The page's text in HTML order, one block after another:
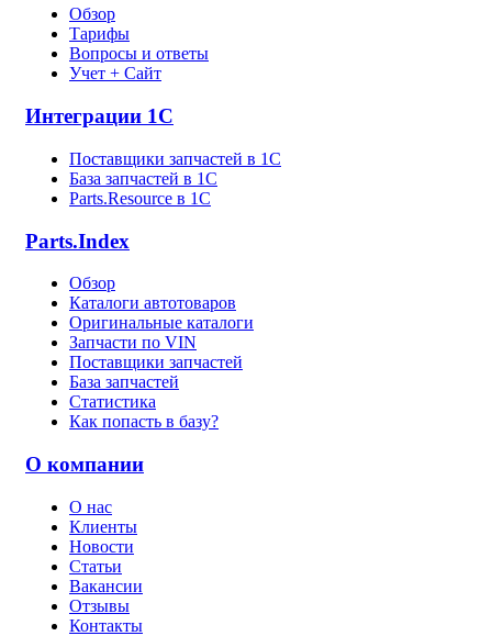
Обзор
Тарифы
Вопросы и ответы
Учет + Сайт
Интеграции 1С
Поставщики запчастей в 1C
База запчастей в 1С
Parts.Resource в 1C
Parts.Index
Обзор
Каталоги автотоваров
Оригинальные каталоги
Запчасти по VIN
Поставщики запчастей
База запчастей
Статистика
Как попасть в базу?
О компании
О нас
Клиенты
Новости
Статьи
Вакансии
Отзывы
Контакты